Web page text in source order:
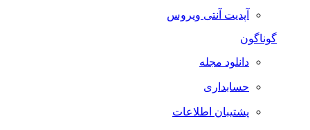
آپدیت آنتی ویروس
گوناگون
دانلود مجله
حسابداری
پشتیبان اطلاعات